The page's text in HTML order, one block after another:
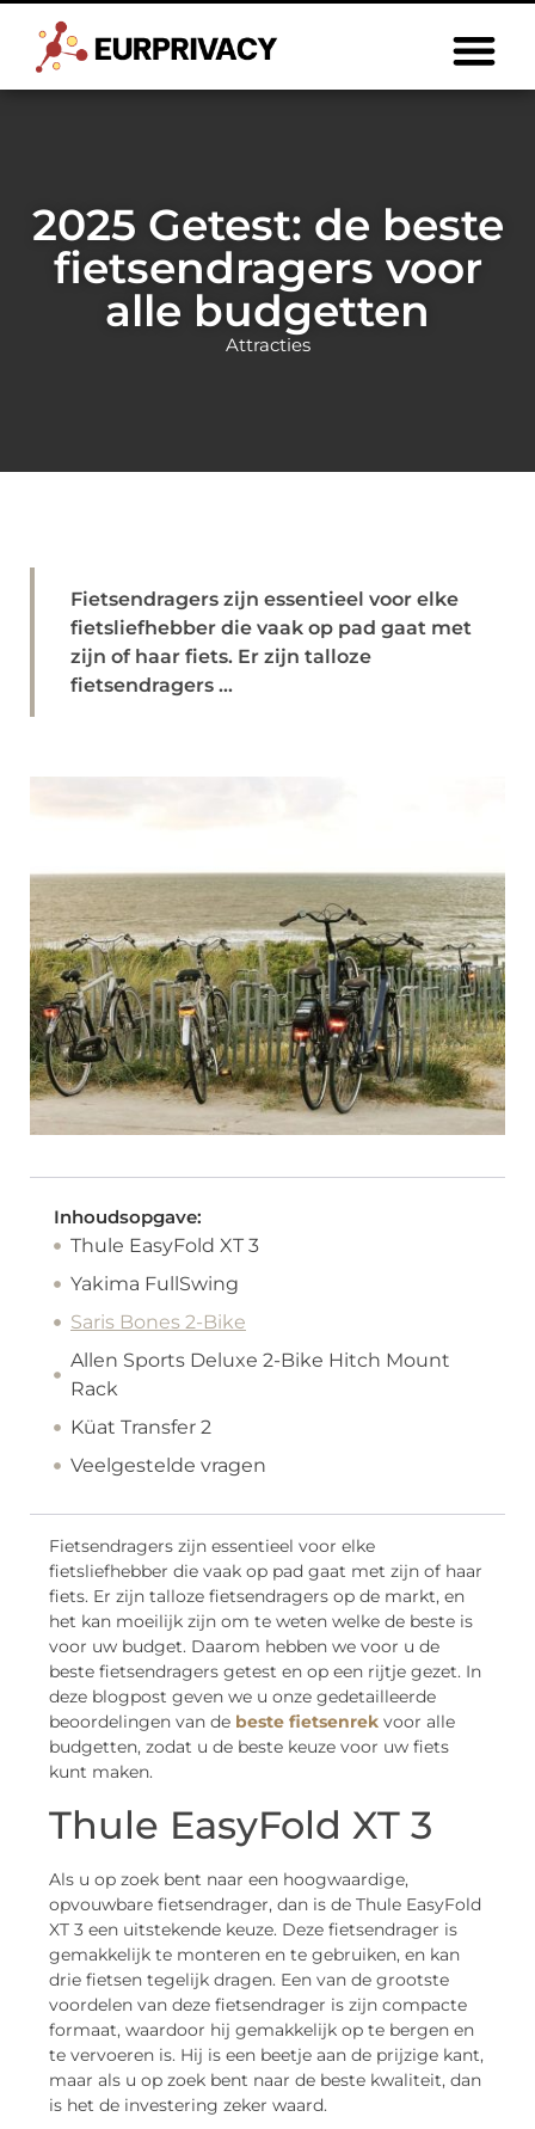
2025 Getest: de beste
fietsendragers voor
alle budgetten
Attracties
Fietsendragers zijn essentieel voor elke
fietsliefhebber die vaak op pad gaat met
zijn of haar fiets. Er zijn talloze
fietsendragers ...
Inhoudsopgave:
Thule EasyFold XT 3
Yakima FullSwing
Saris Bones 2-Bike
Allen Sports Deluxe 2-Bike Hitch Mount
Rack
Küat Transfer 2
Veelgestelde vragen
Fietsendragers zijn essentieel voor elke
fietsliefhebber die vaak op pad gaat met zijn of haar
fiets. Er zijn talloze fietsendragers op de markt, en
het kan moeilijk zijn om te weten welke de beste is
voor uw budget. Daarom hebben we voor u de
beste fietsendragers getest en op een rijtje gezet. In
deze blogpost geven we u onze gedetailleerde
beoordelingen van de beste fietsenrek voor alle
budgetten, zodat u de beste keuze voor uw fiets
kunt maken.
Thule EasyFold XT 3
Als u op zoek bent naar een hoogwaardige,
opvouwbare fietsendrager, dan is de Thule EasyFold
XT 3 een uitstekende keuze. Deze fietsendrager is
gemakkelijk te monteren en te gebruiken, en kan
drie fietsen tegelijk dragen. Een van de grootste
voordelen van deze fietsendrager is zijn compacte
formaat, waardoor hij gemakkelijk op te bergen en
te vervoeren is. Hij is een beetje aan de prijzige kant,
maar als u op zoek bent naar de beste kwaliteit, dan
is het de investering zeker waard.